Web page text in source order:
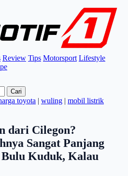
Review Tips Motorsport Lifestyle
Cari
toyota | wuling | mobil listrik
dari Cilegon?
Sangat Panjang
Kuduk, Kalau